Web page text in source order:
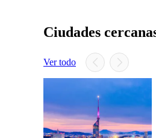
Ciudades
Ver todo